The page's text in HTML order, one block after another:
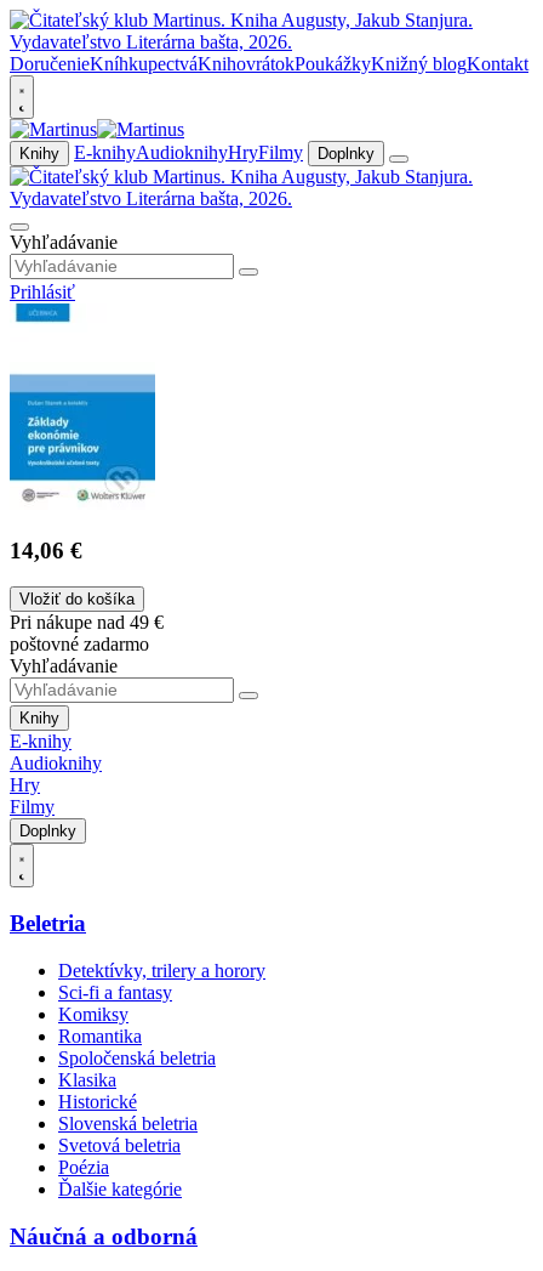
DoručenieKníhkupectváKnihovrátokPoukážkyKnižný blogKontakt
Knihy E-knihyAudioknihyHryFilmy Doplnky
Vyhľadávanie
Prihlásiť
14,06 €
Vložiť do košíka
Pri nákupe nad 49 €
poštovné zadarmo
Vyhľadávanie
Knihy
E-knihy
Audioknihy
Hry
Filmy
Doplnky
Beletria
Detektívky, trilery a horory
Sci-fi a fantasy
Komiksy
Romantika
Spoločenská beletria
Klasika
Historické
Slovenská beletria
Svetová beletria
Poézia
Ďalšie kategórie
Náučná a odborná